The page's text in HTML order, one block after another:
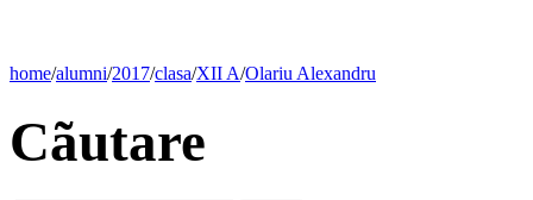
home/alumni/2017/clasa/XII A/Olariu Alexandru
Cãutare